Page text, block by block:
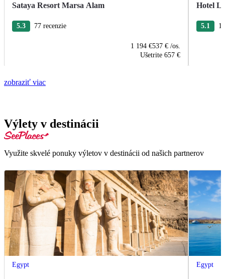
Sataya Resort Marsa Alam
5.3 77 recenzie
1 194 €537 € /os.
Ušetrite 657 €
Hotel
5.1
zobraziť viac
Výlety v destinácii
Využite skvelé ponuky výletov v destinácii od našich partnerov
Egypt Egypt